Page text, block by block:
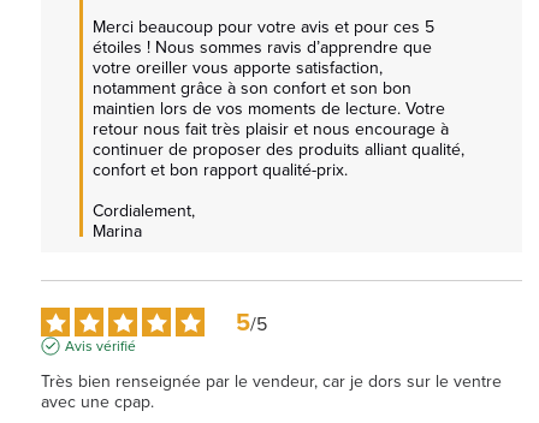
Merci beaucoup pour votre avis et pour ces 5
étoiles ! Nous sommes ravis d’apprendre que
votre oreiller vous apporte satisfaction,
notamment grâce à son confort et son bon
maintien lors de vos moments de lecture. Votre
retour nous fait très plaisir et nous encourage à
continuer de proposer des produits alliant qualité,
confort et bon rapport qualité-prix.
Cordialement,
Marina
5/5
Avis vérifié
Très bien renseignée par le vendeur, car je dors sur le ventre
avec une cpap.